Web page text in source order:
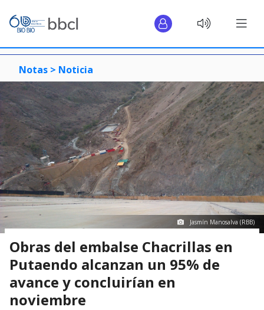
Notas > Noticia
Jasmín Manosalva (RBB)
Obras del embalse Chacrillas en
Putaendo alcanzan un 95% de
avance y concluirían en
noviembre